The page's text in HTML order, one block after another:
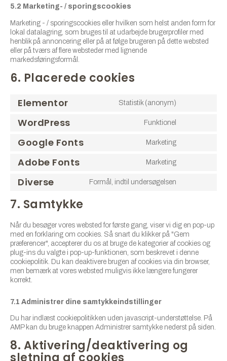
5.2 Marketing- / sporingscookies
Marketing - / sporingscookies eller hvilken som helst anden form for
lokal datalagring, som bruges til at udarbejde brugerprofiler med
henblik på annoncering eller på at følge brugeren på dette websted
eller på tværs af flere websteder med lignende
markedsføringsformål.
6. Placerede cookies
Elementor Statistik (anonym)
WordPress Funktionel
Google Fonts Marketing
Adobe Fonts Marketing
Diverse Formål, indtil undersøgelsen
7. Samtykke
Når du besøger vores websted for første gang, viser vi dig en pop-up
med en forklaring om cookies. Så snart du klikker på "Gem
præferencer", accepterer du os at bruge de kategorier af cookies og
plug-ins du valgte i pop-up-funktionen, som beskrevet i denne
cookiepolitik. Du kan deaktivere brugen af ​​cookies via din browser,
men bemærk at vores websted muligvis ikke længere fungerer
korrekt.
7.1 Administrer dine samtykkeindstillinger
Du har indlæst cookiepolitikken uden javascript-understøttelse. På
AMP kan du bruge knappen Administrer samtykke nederst på siden.
8. Aktivering/deaktivering og
sletning af cookies